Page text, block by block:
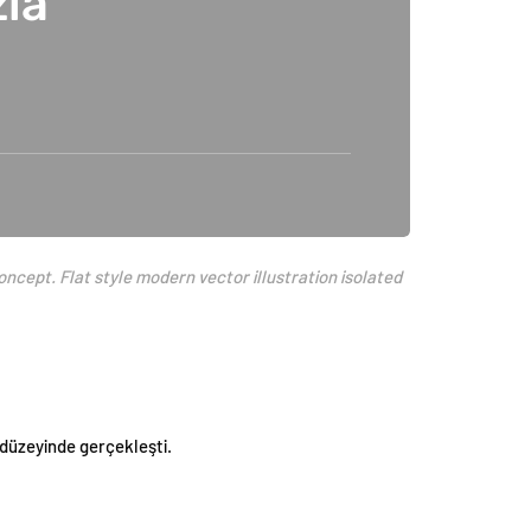
Flat style modern vector illustration isolated
düzeyinde gerçekleşti.